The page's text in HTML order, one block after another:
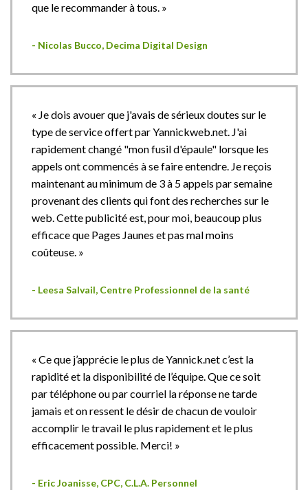
que le recommander à tous. »
- Nicolas Bucco, Decima Digital Design
« Je dois avouer que j'avais de sérieux doutes sur le
type de service offert par Yannickweb.net. J'ai
rapidement changé "mon fusil d'épaule" lorsque les
appels ont commencés à se faire entendre. Je reçois
maintenant au minimum de 3 à 5 appels par semaine
provenant des clients qui font des recherches sur le
web. Cette publicité est, pour moi, beaucoup plus
efficace que Pages Jaunes et pas mal moins
coûteuse. »
- Leesa Salvail, Centre Professionnel de la santé
« Ce que j’apprécie le plus de Yannick.net c’est la
rapidité et la disponibilité de l’équipe. Que ce soit
par téléphone ou par courriel la réponse ne tarde
jamais et on ressent le désir de chacun de vouloir
accomplir le travail le plus rapidement et le plus
efficacement possible. Merci! »
- Eric Joanisse, CPC, C.L.A. Personnel